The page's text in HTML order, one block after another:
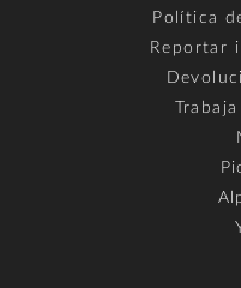
Política
Reportar